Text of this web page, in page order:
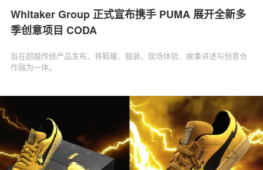
Whitaker Group 正式宣布携手 PUMA 展开全新多
季创意项目 CODA
旨在超越传统产品发布，将鞋履、服装、现场体验、故事讲述与创意合
作融为一体。